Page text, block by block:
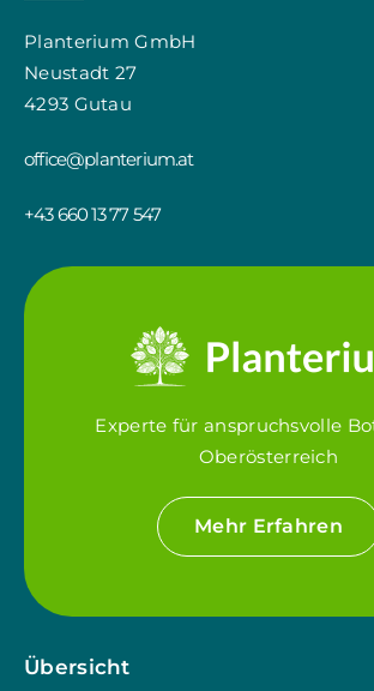
Planterium GmbH
Neustadt 27
4293 Gutau
office@planterium.at
+43 660 13 77 547
Experte für anspruchsvolle
Oberösterreich
Mehr Erfahren
Übersicht